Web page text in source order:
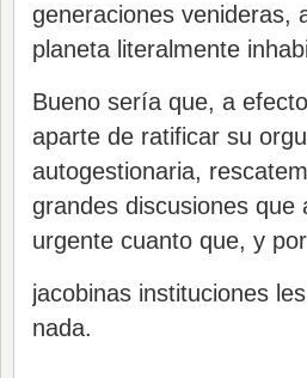
generaciones venideras,
planeta literalmente
Bueno sería que, a
aparte de ratificar su
autogestionaria,
grandes discusiones que
urgente cuanto que, y
jacobinas instituciones
nada.